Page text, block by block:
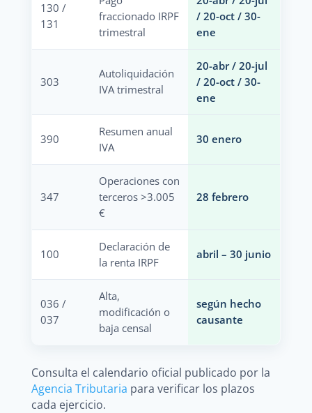
130 /
131
fraccionado IRPF
trimestral
/ 20-oct / 30-
ene
303
Autoliquidación
IVA trimestral
20-abr / 20-jul
/ 20-oct / 30-
ene
390
Resumen anual
IVA
30 enero
347
Operaciones con
terceros >3.005
€
28 febrero
100
Declaración de
la renta IRPF
abril – 30 junio
036 /
037
Alta,
modificación o
baja censal
según hecho
causante
Consulta el calendario oficial publicado por la
Agencia Tributaria para verificar los plazos
cada ejercicio.